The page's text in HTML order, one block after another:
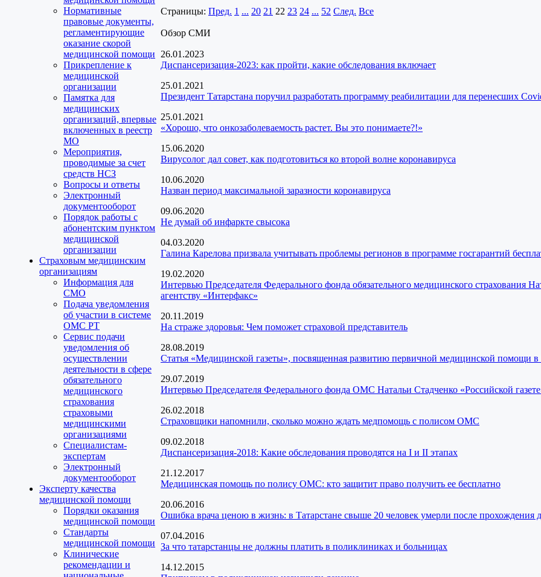
Нормативные
правовые документы,
регламентирующие
оказание скорой
медицинской помощи
Прикрепление к
медицинской
организации
Памятка для
медицинских
организаций, впервые
включенных в реестр
МО
Мероприятия,
проводимые за счет
средств НСЗ
Вопросы и ответы
Электронный
документооборот
Порядок работы с
абонентским пунктом
медицинской
организации
Страховым медицинским
организациям
Информация для
СМО
Подача уведомления
об участии в системе
ОМС РТ
Сервис подачи
уведомления об
осуществлении
деятельности в сфере
обязательного
медицинского
страхования
страховыми
медицинскими
организациями
Специалистам-
экспертам
Электронный
документооборот
Эксперту качества
медицинской помощи
Порядки оказания
медицинской помощи
Стандарты
медицинской помощи
Клинические
рекомендации и
Страницы: Пред. 1 ... 20 21 22 23 24 ... 52 След. Все
Обзор СМИ
26.01.2023
Диспансеризация-2023: как пройти, какие обследования включает
25.01.2021
Президент Татарстана поручил разработать программу реабилитации для перенесших
25.01.2021
«Хорошо, что онкозаболеваемость растет. Вы это понимаете?!»
15.06.2020
Вирусолог дал совет, как подготовиться ко второй волне коронавируса
10.06.2020
Назван период максимальной заразности коронавируса
09.06.2020
Не думай об инфаркте свысока
04.03.2020
Галина Карелова призвала учитывать проблемы регионов в программе госгарантий
19.02.2020
Интервью Председателя Федерального фонда обязательного медицинского страхования
агентству «Интерфакс»
20.11.2019
На страже здоровья: Чем поможет страховой представитель
28.08.2019
Статья «Медицинской газеты», посвященная развитию первичной медицинской помощи в
29.07.2019
Интервью Председателя Федерального фонда ОМС Натальи Стадченко «Российской
26.02.2018
Страховщики напомнили, сколько можно ждать медпомощь с полисом ОМС
09.02.2018
Диспансеризация-2018: Какие обследования проводятся на I и II этапах
21.12.2017
Медицинская помощь по полису ОМС: кто защитит право получить ее бесплатно
20.06.2016
Ошибка врача ценою в жизнь: в Татарстане свыше 20 человек умерли после прохождения
07.04.2016
За что татарстанцы не должны платить в поликлиниках и больницах
14.12.2015